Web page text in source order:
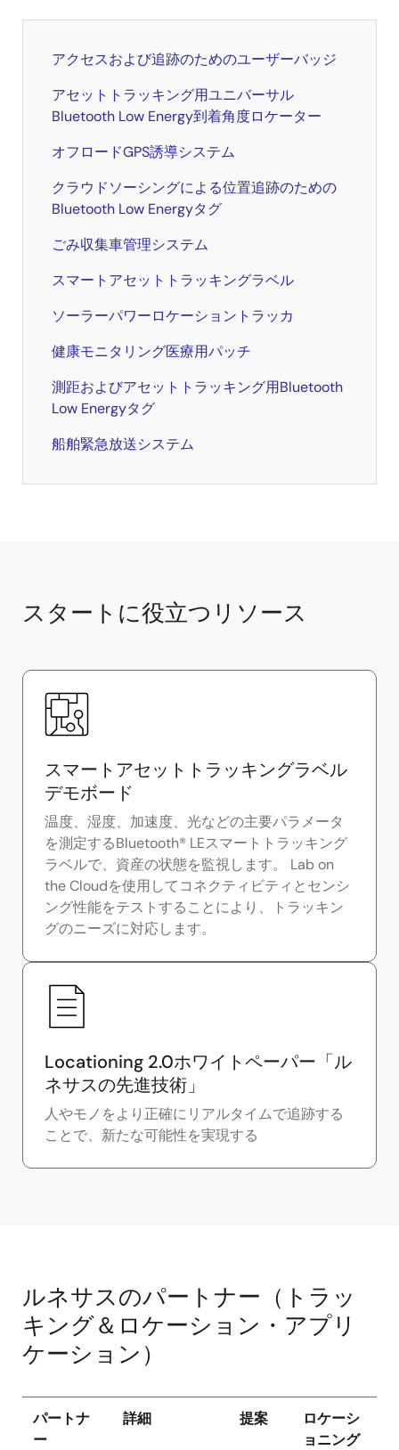
アクセスおよび追跡のためのユーザーバッジ
アセットトラッキング用ユニバーサル
Bluetooth Low Energy到着角度ロケーター
オフロードGPS誘導システム
クラウドソーシングによる位置追跡のための
Bluetooth Low Energyタグ
ごみ収集車管理システム
スマートアセットトラッキングラベル
ソーラーパワーロケーショントラッカ
健康モニタリング医療用パッチ
測距およびアセットトラッキング用Bluetooth
Low Energyタグ
船舶緊急放送システム
スタートに役立つリソース
スマートアセットトラッキングラベル
デモボード
温度、湿度、加速度、光などの主要パラメータ
を測定するBluetooth® LEスマートトラッキング
ラベルで、資産の状態を監視します。 Lab on
the Cloudを使用してコネクティビティとセンシ
ング性能をテストすることにより、トラッキン
グのニーズに対応します。
Locationing 2.0ホワイトペーパー「ル
ネサスの先進技術」
人やモノをより正確にリアルタイムで追跡する
ことで、新たな可能性を実現する
ルネサスのパートナー（トラッ
キング＆ロケーション・アプリ
ケーション）
パートナ
ー
詳細 提案
ロケーシ
ョニング